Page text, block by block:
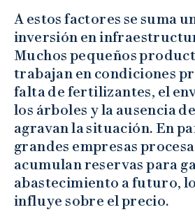
A estos factores se suma
inversión en
Muchos pequeños
trabajan en condiciones
falta de fertilizantes, el
los árboles y la ausencia
agravan la situación. En
grandes empresas
acumulan reservas para
abastecimiento a futuro,
influye sobre el precio.